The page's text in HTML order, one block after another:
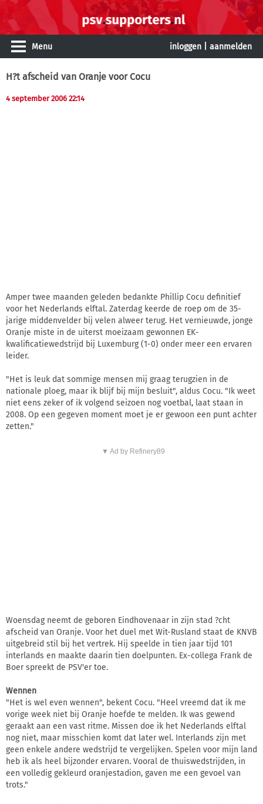
Menu inloggen aanmelden
H?t afscheid van Oranje voor Cocu
4 september 2006 22:14
Amper twee maanden geleden bedankte Phillip Cocu definitief
voor het Nederlands elftal. Zaterdag keerde de roep om de 35-
jarige middenvelder bij velen alweer terug. Het vernieuwde, jonge
Oranje miste in de uiterst moeizaam gewonnen EK-
kwalificatiewedstrijd bij Luxemburg (1-0) onder meer een ervaren
leider.
"Het is leuk dat sommige mensen mij graag terugzien in de
nationale ploeg, maar ik blijf bij mijn besluit", aldus Cocu. "Ik weet
niet eens zeker of ik volgend seizoen nog voetbal, laat staan in
2008. Op een gegeven moment moet je er gewoon een punt achter
zetten."
▼ Ad by Refinery89
Woensdag neemt de geboren Eindhovenaar in zijn stad ?cht
afscheid van Oranje. Voor het duel met Wit-Rusland staat de KNVB
uitgebreid stil bij het vertrek. Hij speelde in tien jaar tijd 101
interlands en maakte daarin tien doelpunten. Ex-collega Frank de
Boer spreekt de PSV'er toe.
Wennen
"Het is wel even wennen", bekent Cocu. "Heel vreemd dat ik me
vorige week niet bij Oranje hoefde te melden. Ik was gewend
geraakt aan een vast ritme. Missen doe ik het Nederlands elftal
nog niet, maar misschien komt dat later wel. Interlands zijn met
geen enkele andere wedstrijd te vergelijken. Spelen voor mijn land
heb ik als heel bijzonder ervaren. Vooral de thuiswedstrijden, in
een volledig gekleurd oranjestadion, gaven me een gevoel van
trots."